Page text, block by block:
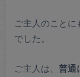
ご主人のこと
でした。
ご主人は、 普通